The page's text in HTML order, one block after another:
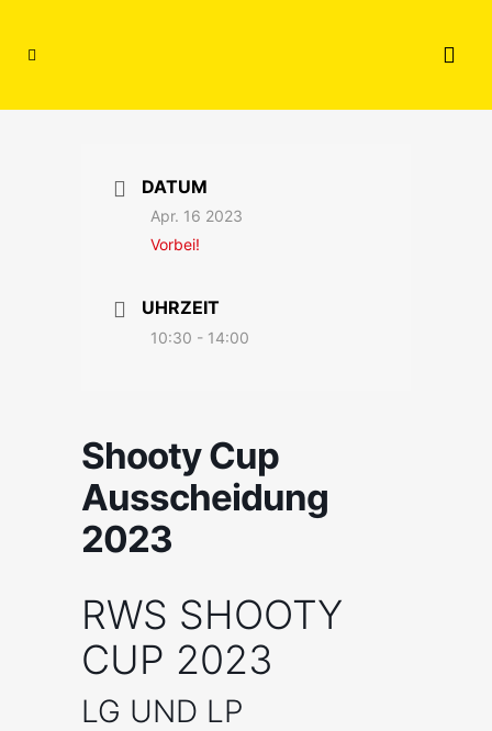
DATUM
Apr. 16 2023
Vorbei!
UHRZEIT
10:30 - 14:00
Shooty Cup
Ausscheidung
2023
RWS SHOOTY
CUP 2023
LG UND LP